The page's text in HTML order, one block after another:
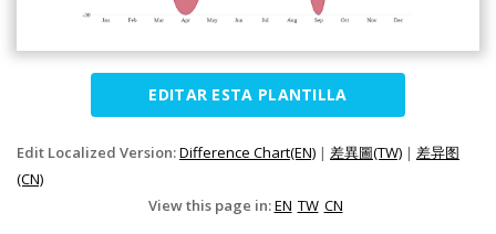
EDITAR ESTA PLANTILLA
Edit Localized Version:Difference Chart(EN) | 差異圖(TW) | 差异图
(CN)
View this page in:EN TW CN